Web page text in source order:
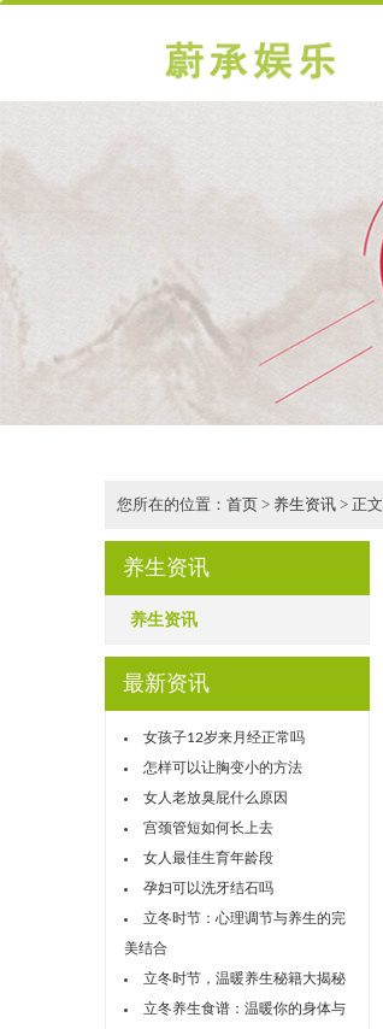
您所在的位置： 首页 > 养生资讯 > 正文
养生资讯
养生资讯
最新资讯
女孩子12岁来月经正常吗
怎样可以让胸变小的方法
女人老放臭屁什么原因
宫颈管短如何长上去
女人最佳生育年龄段
孕妇可以洗牙结石吗
立冬时节：心理调节与养生的完
美结合
立冬时节，温暖养生秘籍大揭秘
立冬养生食谱：温暖你的身体与